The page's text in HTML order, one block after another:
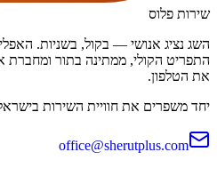
שירות פלוס
השג נציג אנושי — בקול, בשניות.
התפריט הקולי, ממתינה בתור ומחברת
את הטלפון.
יחד משפרים את חוויית השירות
office@sherutplus.com